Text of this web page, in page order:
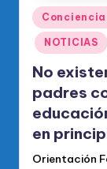
al
d
el
P
R
M
Publicado
en
NOTICIAS
No
padres
en
Orientación